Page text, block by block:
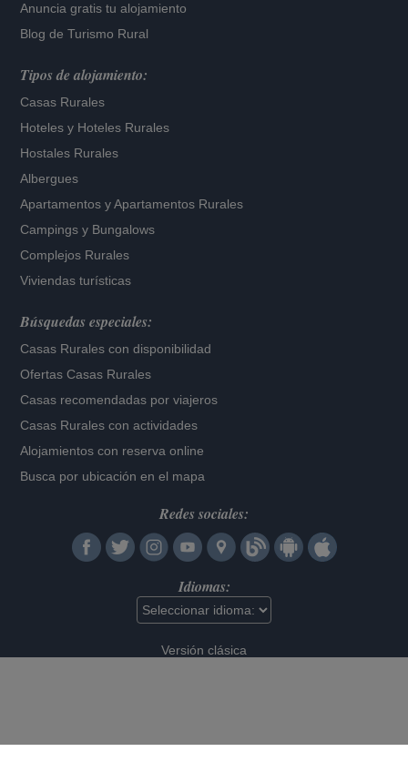
Anuncia gratis tu alojamiento
Blog de Turismo Rural
Tipos de alojamiento:
Casas Rurales
Hoteles y Hoteles Rurales
Hostales Rurales
Albergues
Apartamentos yApartamentos Rurales
Campings y Bungalows
Complejos Rurales
Viviendas turísticas
Búsquedas especiales:
Casas Rurales con disponibilidad
Ofertas Casas Rurales
Casas recomendadas por viajeros
Casas Rurales con actividades
Alojamientos con reserva online
Busca por ubicación en el mapa
Redes sociales:
Idiomas:
Versión clásica